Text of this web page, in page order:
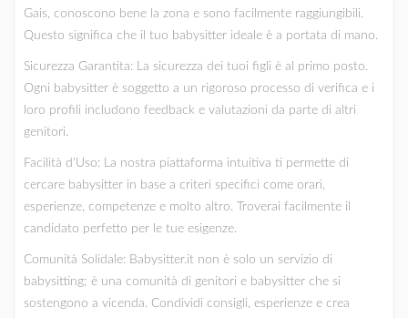
Gais, conoscono bene la zona e sono facilmente raggiungibili.
Questo significa che il tuo babysitter ideale è a portata di mano.
Sicurezza Garantita: La sicurezza dei tuoi figli è al primo posto.
Ogni babysitter è soggetto a un rigoroso processo di verifica e i
loro profili includono feedback e valutazioni da parte di altri
genitori.
Facilità d'Uso: La nostra piattaforma intuitiva ti permette di
cercare babysitter in base a criteri specifici come orari,
esperienze, competenze e molto altro. Troverai facilmente il
candidato perfetto per le tue esigenze.
Comunità Solidale: Babysitter.it non è solo un servizio di
babysitting; è una comunità di genitori e babysitter che si
sostengono a vicenda. Condividi consigli, esperienze e crea